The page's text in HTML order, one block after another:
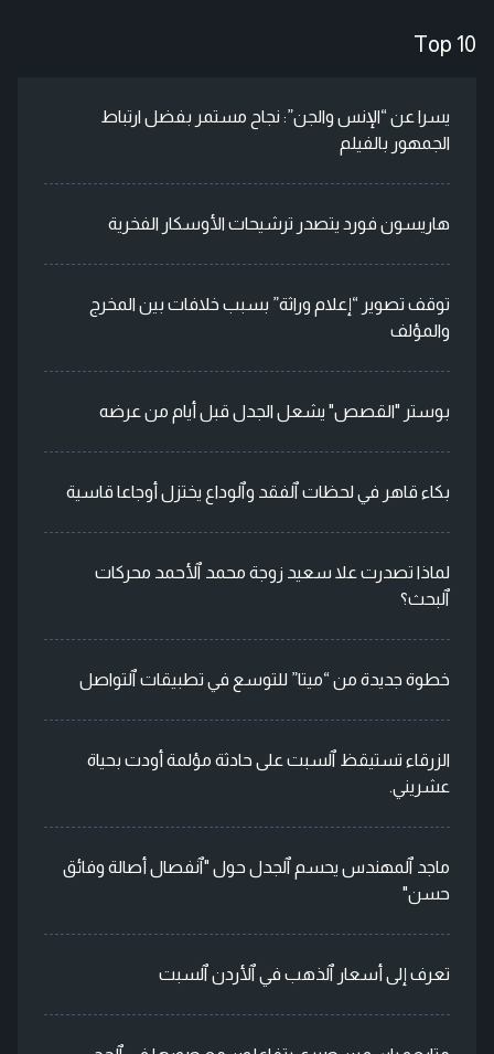
Top 10
يسرا عن “الإنس والجن”: نجاح مستمر بفضل ارتباط
الجمهور بالفيلم
هاريسون فورد يتصدر ترشيحات الأوسكار الفخرية
توقف تصوير “إعلام وراثة” بسبب خلافات بين المخرج
والمؤلف
بوستر "القصص" يشعل الجدل قبل أيام من عرضه
بكاء قاهر في لحظات ٱلفقد وٱلوداع يختزل أوجاعا قاسية
لماذا تصدرت علا سعيد زوجة محمد ٱلأحمد محركات
ٱلبحث؟
خطوة جديدة من “ميتا” للتوسع في تطبيقات ٱلتواصل
الزرقاء تستيقظ ٱلسبت على حادثة مؤلمة أودت بحياة
عشريني.
ماجد ٱلمهندس يحسم ٱلجدل حول "ٱنفصال أصالة وفائق
حسن"
تعرف إلى أسعار ٱلذهب في ٱلأردن ٱلسبت